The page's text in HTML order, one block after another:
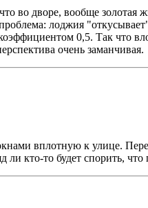
во дворе, вообще
лоджия
0,5. Так что
очень заманчивая.
вплотную к улице.
кто-то будет спорить,